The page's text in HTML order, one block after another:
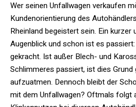
Wer seinen Unfallwagen verkaufen
Kundenorientierung des
Rheinland begeistert sein. Ein kurzer
Augenblick und schon ist es
gekracht. Ist außer Blech- und
Schlimmeres passiert, ist dies Grund
aufzuatmen. Dennoch bleibt der
mit dem Unfallwagen? Oftmals folgt